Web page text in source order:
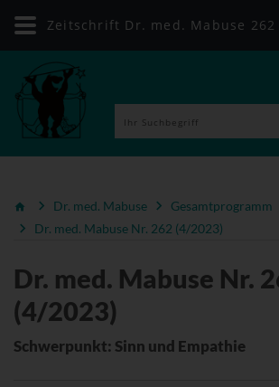
Dr. med. Mabuse Gesamtprogramm
Dr. med. Mabuse Nr. 262 (4/2023)
Dr. med. Mabuse Nr.
(4/2023)
Schwerpunkt: Sinn und Empathie